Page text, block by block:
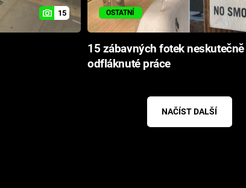
15 OSTATNÍ
15 zábavných fotek neskutečně
odfláknuté práce
NAČÍST DALŠÍ